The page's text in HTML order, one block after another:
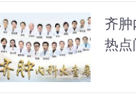
齐
热